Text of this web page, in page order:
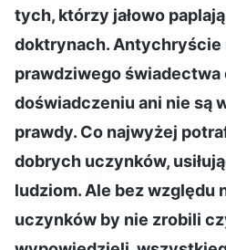
tych, którzy jałowo
doktrynach. Antychryście
prawdziwego świadectwa
doświadczeniu ani nie są
prawdy. Co najwyżej
dobrych uczynków,
ludziom. Ale bez względu
uczynków by nie zrobili